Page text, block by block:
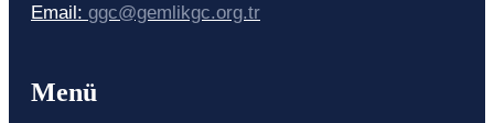
Email: ggc@gemlikgc.org.tr
Menü